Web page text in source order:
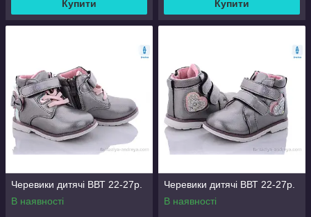
Купити Купити
Черевики дитячі ВВТ 22-27р.
В наявності
Черевики дитячі ВВТ 22-27р.
В наявності